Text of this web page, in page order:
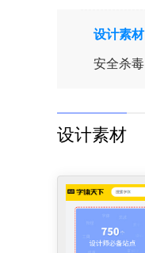
设计素材
安全杀毒
设计素材